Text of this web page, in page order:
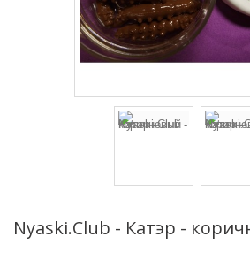
Nyaski.Club - Катэр -